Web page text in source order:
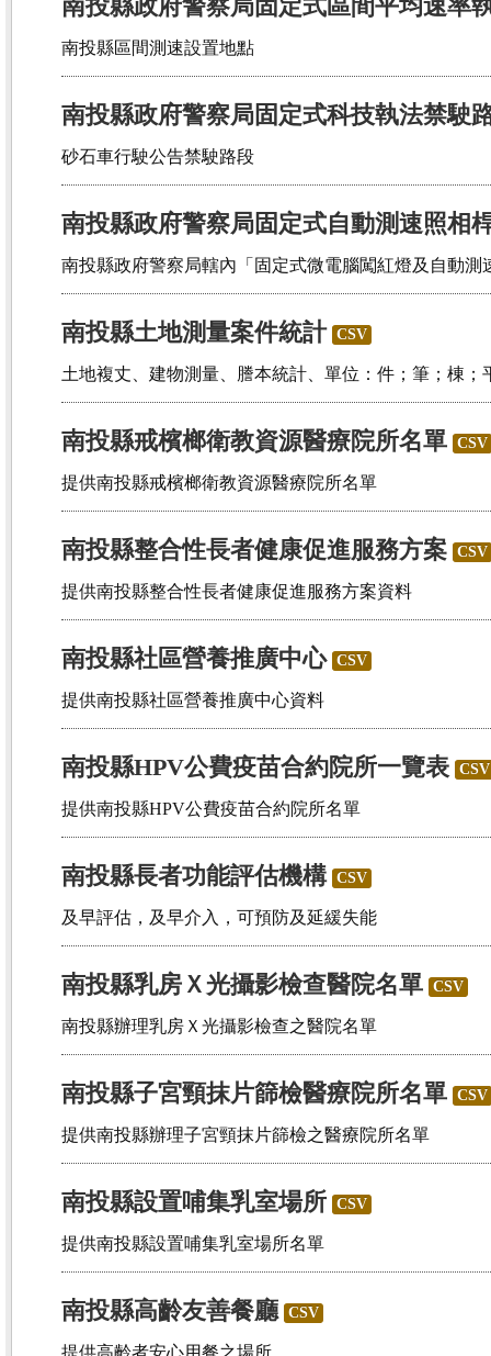
南投縣政府警察局固定式區間平均速率
南投縣區間測速設置地點
南投縣政府警察局固定式科技執法禁駛
砂石車行駛公告禁駛路段
南投縣政府警察局固定式自動測速照相
南投縣政府警察局轄內「固定式微電腦闖紅燈及自動測
南投縣土地測量案件統計 CSV
土地複丈、建物測量、謄本統計、單位：件；筆；棟；
南投縣戒檳榔衛教資源醫療院所名單 CSV
提供南投縣戒檳榔衛教資源醫療院所名單
南投縣整合性長者健康促進服務方案 CSV
提供南投縣整合性長者健康促進服務方案資料
南投縣社區營養推廣中心 CSV
提供南投縣社區營養推廣中心資料
南投縣HPV公費疫苗合約院所一覽表 CSV
提供南投縣HPV公費疫苗合約院所名單
南投縣長者功能評估機構 CSV
及早評估，及早介入，可預防及延緩失能
南投縣乳房Ｘ光攝影檢查醫院名單 CSV
南投縣辦理乳房Ｘ光攝影檢查之醫院名單
南投縣子宮頸抹片篩檢醫療院所名單 CSV
提供南投縣辦理子宮頸抹片篩檢之醫療院所名單
南投縣設置哺集乳室場所 CSV
提供南投縣設置哺集乳室場所名單
南投縣高齡友善餐廳 CSV